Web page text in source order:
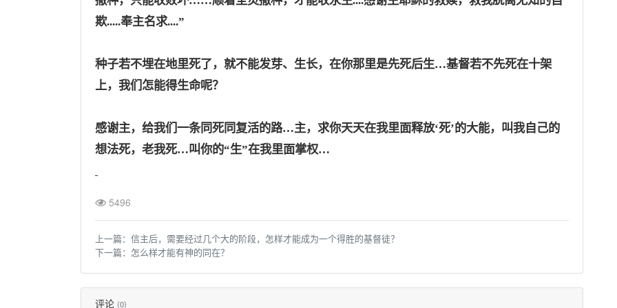
欺.....奉主名求....”
种子若不埋在地里死了，就不能发芽、生长， 在你那里是先死后生…基督若不先死在十架
上，我们怎能得生命呢？
感谢主，给我们一条同死同复活的路…主，求你天天在我里面释放‘死’的大能，叫我自己的
想法死，老我死…叫你的“生”在我里面掌权…
5496
上一篇： 信主后，需要经过几个大的阶段，怎样才能成为一个得胜的基督徒？
下一篇： 怎么样才能有神的同在？
评论 (0)